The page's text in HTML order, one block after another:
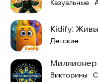
Казуальные ·
Kidify:
для Детей
Детские
Миллионер
Викторины ·